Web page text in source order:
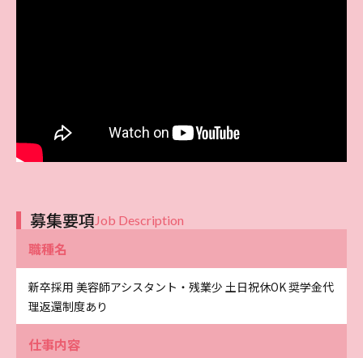
募集要項 Job Description
職種名
新卒採用 美容師アシスタント・残業少 土日祝休OK 奨学金代
理返還制度あり
仕事内容